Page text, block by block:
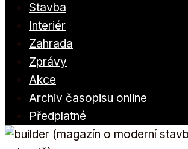
Stavba
Interiér
Zahrada
Zprávy
Akce
Archiv časopisu online
Předplatné